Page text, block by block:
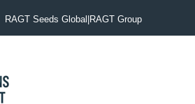
RAGT Seeds Global|RAGT Group